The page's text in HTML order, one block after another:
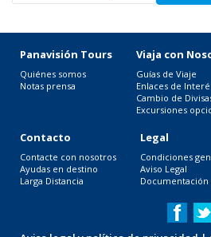
Panavisión Tours
Quiénes somos
Notas prensa
Viaja con
Guías de Viaje
Enlaces de
Cambio de
Excursiones
Contacto
Contacte con nosotros
Ayudas en destino
Larga Distancia
Legal
Condiciones
Aviso Legal
Documentación